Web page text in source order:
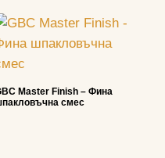
Master Finish – Фина
смес